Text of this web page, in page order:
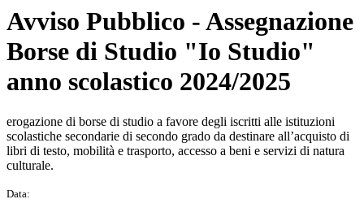
Avviso Pubblico - Assegnazione
Borse di Studio "Io Studio"
anno scolastico 2024/2025
erogazione di borse di studio a favore degli iscritti alle istituzioni
scolastiche secondarie di secondo grado da destinare all’acquisto di
libri di testo, mobilità e trasporto, accesso a beni e servizi di natura
culturale.
Data: